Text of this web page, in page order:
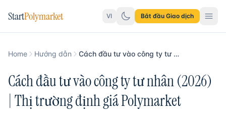
StartPolymarket VI Bắt đầu Giao dịch
Home Hướng dẫn Cách đầu tư vào công ty tư nhân trên Polymarket
Cách đầu tư vào công ty tư nhân (2026)
| Thị trường định giá Polymarket